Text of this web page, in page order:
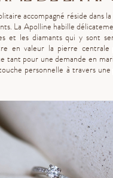
accompagné réside dans
La Apolline habille
et les diamants qui y sont
en valeur la pierre centrale
tant pour une demande en
personnelle à travers